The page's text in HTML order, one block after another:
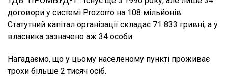
договори у системі Prozorro на 108 мільйонів.
Статутний капітал організації складає 71 833 гривні, а у
власника зазначено аж 34 особи
Нагадаємо, що у цьому населеному пункті проживає
трохи більше 2 тисяч осіб.